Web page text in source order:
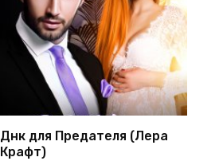
Днк для Предателя (Лера
Крафт)